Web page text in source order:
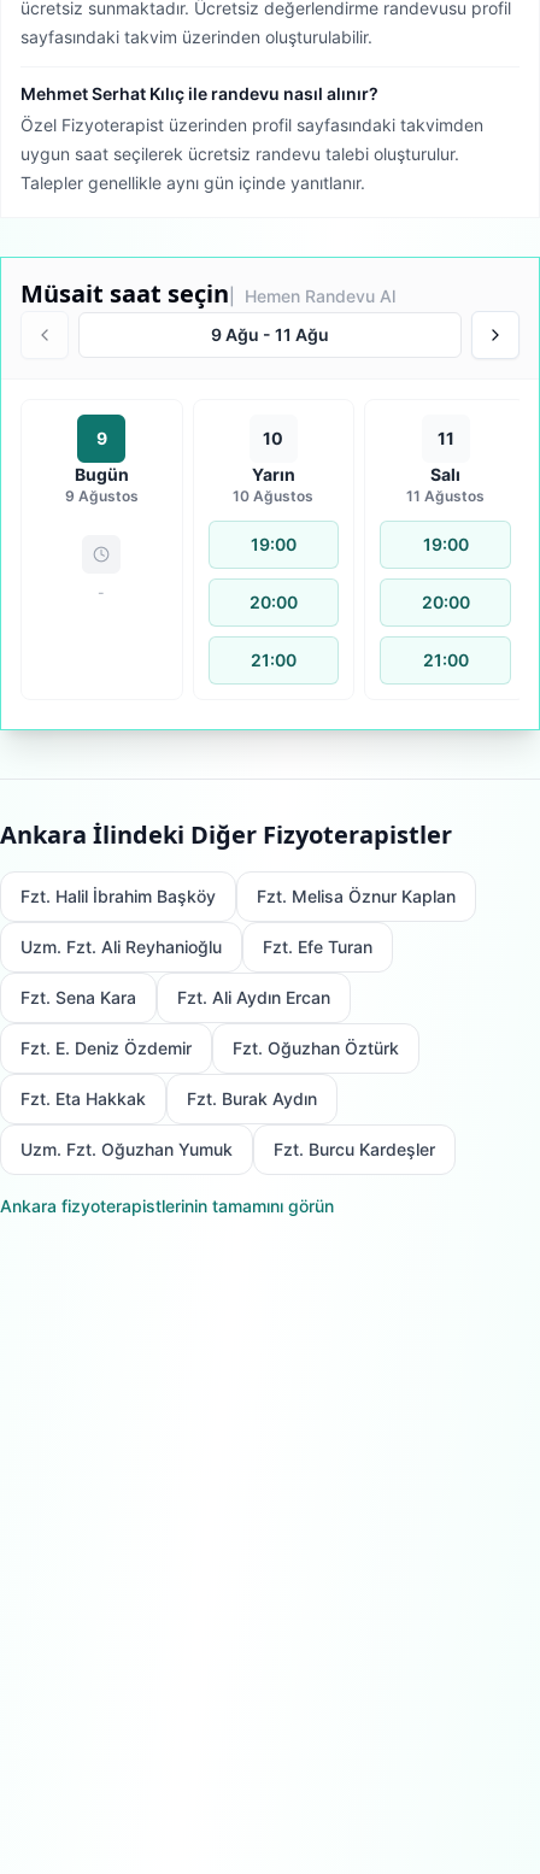
ücretsiz sunmaktadır. Ücretsiz değerlendirme randevusu profil
sayfasındaki takvim üzerinden oluşturulabilir.
Mehmet Serhat Kılıç ile randevu nasıl alınır?
Özel Fizyoterapist üzerinden profil sayfasındaki takvimden
uygun saat seçilerek ücretsiz randevu talebi oluşturulur.
Talepler genellikle aynı gün içinde yanıtlanır.
Müsait saat seçin | Hemen Randevu Al
9 Ağu - 11 Ağu
9
Bugün
9 Ağustos
-
10
Yarın
10 Ağustos
19:00
20:00
21:00
11
Salı
11 Ağustos
19:00
20:00
21:00
Ankara İlindeki Diğer Fizyoterapistler
Fzt. Halil İbrahim Başköy Fzt. Melisa Öznur Kaplan
Uzm. Fzt. Ali Reyhanioğlu Fzt. Efe Turan
Fzt. Sena Kara Fzt. Ali Aydın Ercan
Fzt. E. Deniz Özdemir Fzt. Oğuzhan Öztürk
Fzt. Eta Hakkak Fzt. Burak Aydın
Uzm. Fzt. Oğuzhan Yumuk Fzt. Burcu Kardeşler
Ankara fizyoterapistlerinin tamamını görün